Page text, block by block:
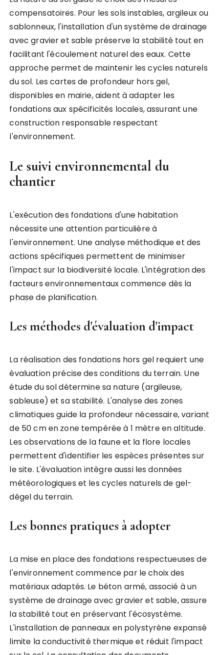
compensatoires. Pour les sols instables, argileux ou
sablonneux, l'installation d'un système de drainage
avec gravier et sable préserve la stabilité tout en
facilitant l'écoulement naturel des eaux. Cette
approche permet de maintenir les cycles naturels
du sol. Les cartes de profondeur hors gel,
disponibles en mairie, aident à adapter les
fondations aux spécificités locales, assurant une
construction responsable respectant
l'environnement.
Le suivi environnemental du
chantier
L'exécution des fondations d'une habitation
nécessite une attention particulière à
l'environnement. Une analyse méthodique et des
actions spécifiques permettent de minimiser
l'impact sur la biodiversité locale. L'intégration des
facteurs environnementaux commence dès la
phase de planification.
Les méthodes d'évaluation d'impact
La réalisation des fondations hors gel requiert une
évaluation précise des conditions du terrain. Une
étude du sol détermine sa nature (argileuse,
sableuse) et sa stabilité. L'analyse des zones
climatiques guide la profondeur nécessaire, variant
de 50 cm en zone tempérée à 1 mètre en altitude.
Les observations de la faune et la flore locales
permettent d'identifier les espèces présentes sur
le site. L'évaluation intègre aussi les données
météorologiques et les cycles naturels de gel-
dégel du terrain.
Les bonnes pratiques à adopter
La mise en place des fondations respectueuses de
l'environnement commence par le choix des
matériaux adaptés. Le béton armé, associé à un
système de drainage avec gravier et sable, assure
la stabilité tout en préservant l'écosystème.
L'installation de panneaux en polystyrène expansé
limite la conductivité thermique et réduit l'impact